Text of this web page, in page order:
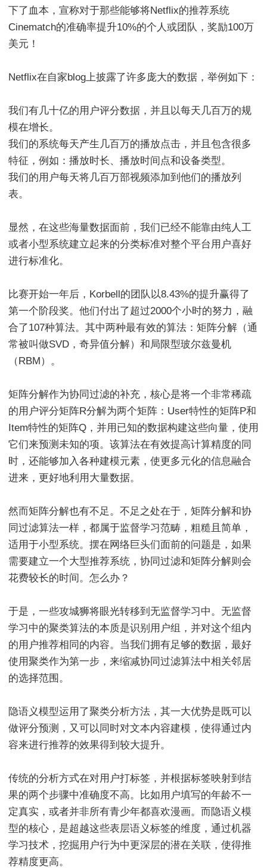
下了血本，宣称对于那些能够将Netflix的推荐系统
Cinematch的准确率提升10%的个人或团队，奖励100万
美元！
Netflix在自家blog上披露了许多庞大的数据，举例如下：
我们有几十亿的用户评分数据，并且以每天几百万的规
模在增长。
我们的系统每天产生几百万的播放点击，并且包含很多
特征，例如：播放时长、播放时间点和设备类型。
我们的用户每天将几百万部视频添加到他们的播放列
表。
显然，在这些海量数据面前，我们已经不能靠由纯人工
或者小型系统建立起来的分类标准对整个平台用户喜好
进行标准化。
比赛开始一年后，Korbell的团队以8.43%的提升赢得了
第一个阶段奖。他们付出了超过2000个小时的努力，融
合了107种算法。其中两种最有效的算法：矩阵分解（通
常被叫做SVD，奇异值分解）和局限型玻尔兹曼机
（RBM）。
矩阵分解作为协同过滤的补充，核心是将一个非常稀疏
的用户评分矩阵R分解为两个矩阵：User特性的矩阵P和
Item特性的矩阵Q，并用已知的数据构建这些向量，使用
它们来预测未知的项。该算法在有效提高计算精度的同
时，还能够加入各种建模元素，使更多元化的信息融合
进来，更好地利用大量数据。
然而矩阵分解也有不足。不足之处在于，矩阵分解和协
同过滤算法一样，都属于监督学习范畴，粗糙且简单，
适用于小型系统。摆在网络巨头们面前的问题是，如果
需要建立一个大型推荐系统，协同过滤和矩阵分解则会
花费较长的时间。怎么办？
于是，一些攻城狮将眼光转移到无监督学习中。无监督
学习中的聚类算法的本质是识别用户组，并对这个组内
的用户推荐相同的内容。当我们拥有足够的数据，最好
使用聚类作为第一步，来缩减协同过滤算法中相关邻居
的选择范围。
隐语义模型运用了聚类分析方法，其一大优势是既可以
做评分预测，又可以同时对文本内容建模，使得通过内
容来进行推荐的效果得到较大提升。
传统的分析方式在对用户打标签，并根据标签映射到结
果的两个步骤中准确度不高。比如用户填写的年龄不一
定真实，或者并非所有青少年都喜欢漫画。而隐语义模
型的核心，是超越这些表层语义标签的维度，通过机器
学习技术，挖掘用户行为中更深层的潜在关联，使得推
荐精度更高。